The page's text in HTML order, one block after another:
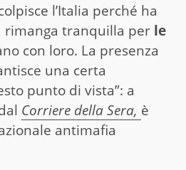
l’Italia perché ha
rimanga tranquilla per le
con loro. La presenza
una certa
punto di vista”: a
Corriere della Sera, è
antimafia